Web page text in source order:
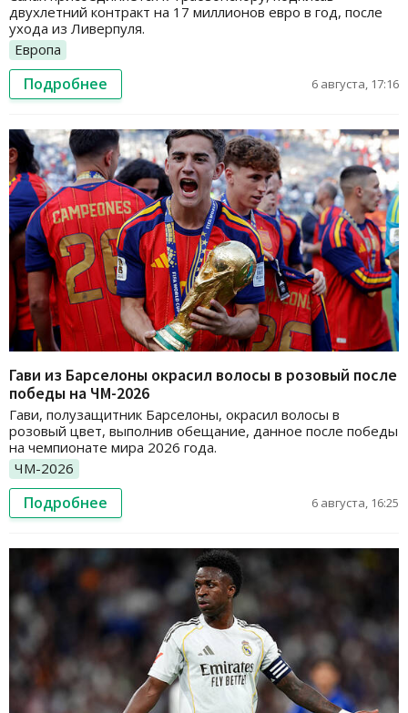
двухлетний контракт на 17 миллионов евро в год, после
ухода из Ливерпуля.
Европа
Подробнее 6 августа, 17:16
Гави из Барселоны окрасил волосы в розовый после
победы на ЧМ-2026
Гави, полузащитник Барселоны, окрасил волосы в
розовый цвет, выполнив обещание, данное после победы
на чемпионате мира 2026 года.
ЧМ-2026
Подробнее 6 августа, 16:25